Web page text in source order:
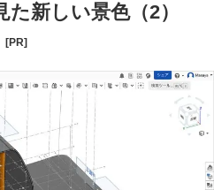
新しい景色（2）
[PR]